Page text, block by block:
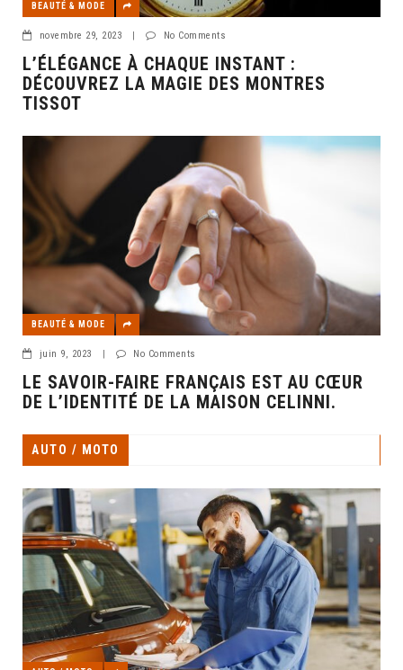
BEAUTÉ & MODE
novembre 29, 2023 No Comments
L’ÉLÉGANCE À CHAQUE INSTANT :
DÉCOUVREZ LA MAGIE DES MONTRES
TISSOT
BEAUTÉ & MODE
juin 9, 2023 | No Comments
LE SAVOIR-FAIRE FRANÇAIS EST AU CŒUR
DE L’IDENTITÉ DE LA MAISON CELINNI.
AUTO / MOTO